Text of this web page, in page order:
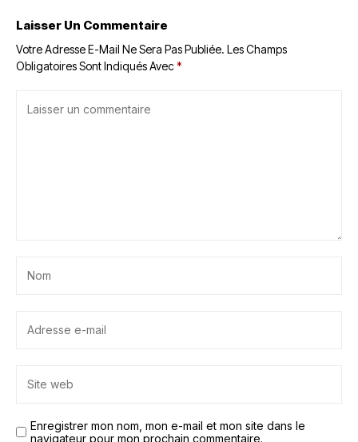
Laisser Un Commentaire
Votre Adresse E-Mail Ne Sera Pas Publiée. Les Champs
Obligatoires Sont Indiqués Avec*
Enregistrer mon nom, mon e-mail et mon site dans le
navigateur pour mon prochain commentaire.